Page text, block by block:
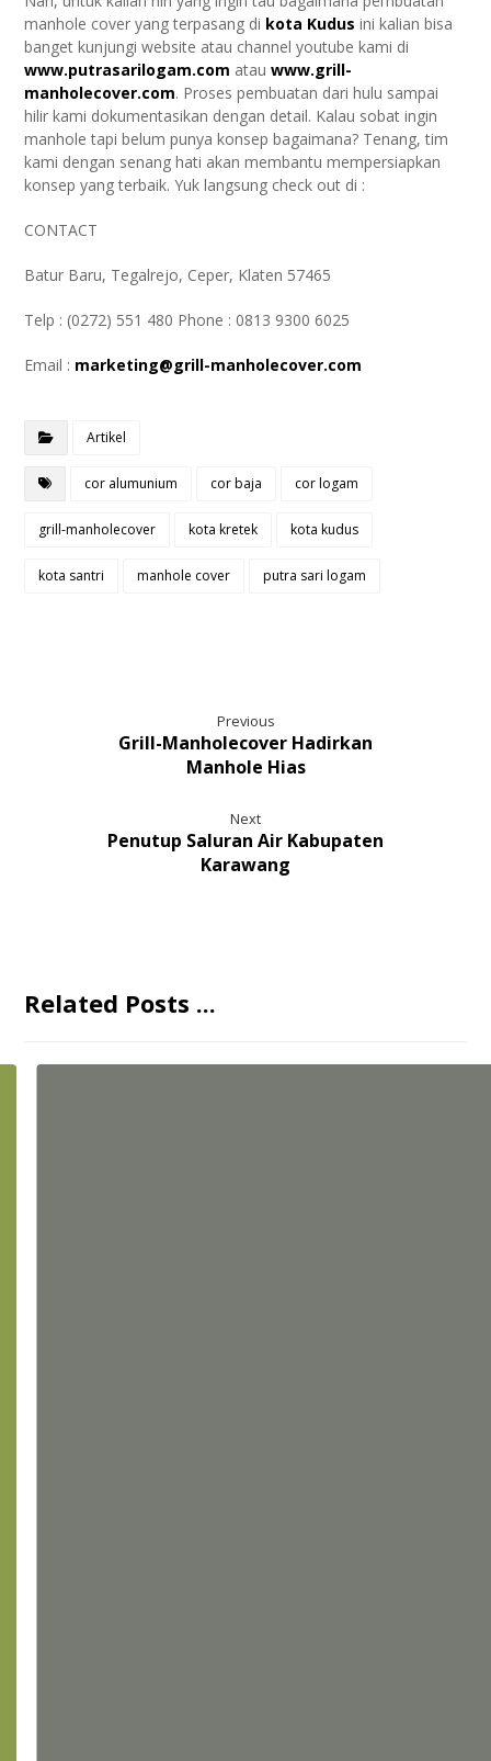
manhole cover yang terpasang di kota Kudus ini kalian bisa
banget kunjungi website atau channel youtube kami di
www.putrasarilogam.com atauwww.grill-
manholecover.com. Proses pembuatan dari hulu sampai
hilir kami dokumentasikan dengan detail. Kalau sobat ingin
manhole tapi belum punya konsep bagaimana? Tenang, tim
kami dengan senang hati akan membantu mempersiapkan
konsep yang terbaik. Yuk langsung check out di :
CONTACT
Batur Baru, Tegalrejo, Ceper, Klaten 57465
Telp : (0272) 551 480 Phone : 0813 9300 6025
Email : marketing@grill-manholecover.com
Artikel
cor alumunium cor baja cor logam
grill-manholecover kota kretek kota kudus
kota santri manhole cover putra sari logam
Previous
Grill-Manholecover Hadirkan
Manhole Hias
Next
Penutup Saluran Air Kabupaten
Karawang
Related Posts ...